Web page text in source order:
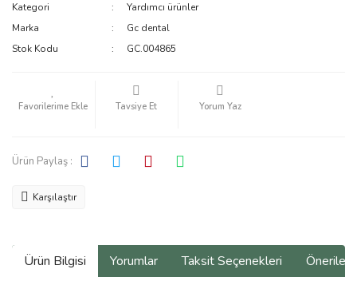
Kategori
Yardımcı ürünler
Marka
Gc dental
Stok Kodu
GC.004865
Tavsiye Et Yorum Yaz
Ürün Paylaş :
Karşılaştır
Ürün Bilgisi Yorumlar Taksit Seçenekleri